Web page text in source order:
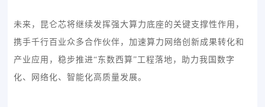
未来，昆仑芯将继续发挥强大算力底座的关键支撑性作用，
携手千行百业众多合作伙伴，加速算力网络创新成果转化和
产业应用，稳步推进“东数西算”工程落地，助力我国数字
化、网络化、智能化高质量发展。